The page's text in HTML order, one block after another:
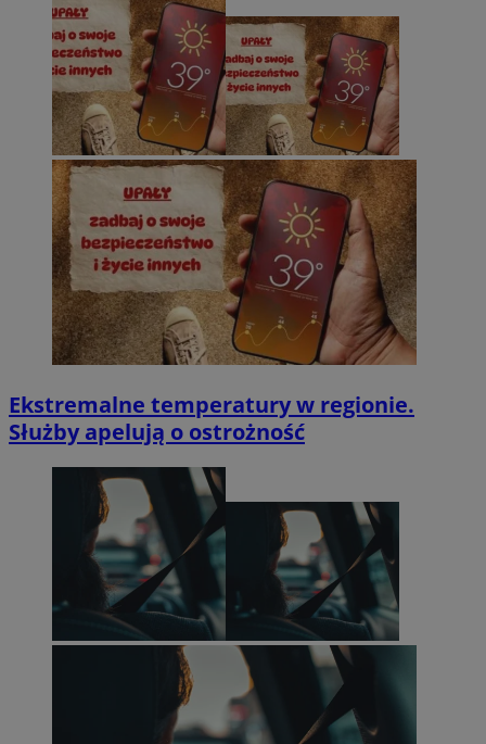
Ekstremalne temperatury w regionie.
Służby apelują o ostrożność